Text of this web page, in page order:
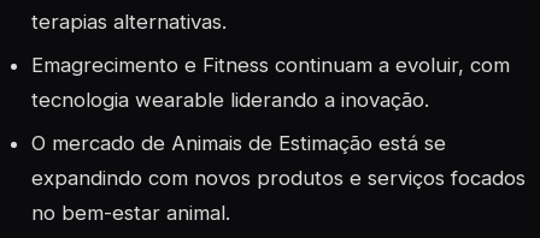
terapias alternativas.
Emagrecimento e Fitness continuam a evoluir, com
tecnologia wearable liderando a inovação.
O mercado de Animais de Estimação está se
expandindo com novos produtos e serviços focados
no bem-estar animal.